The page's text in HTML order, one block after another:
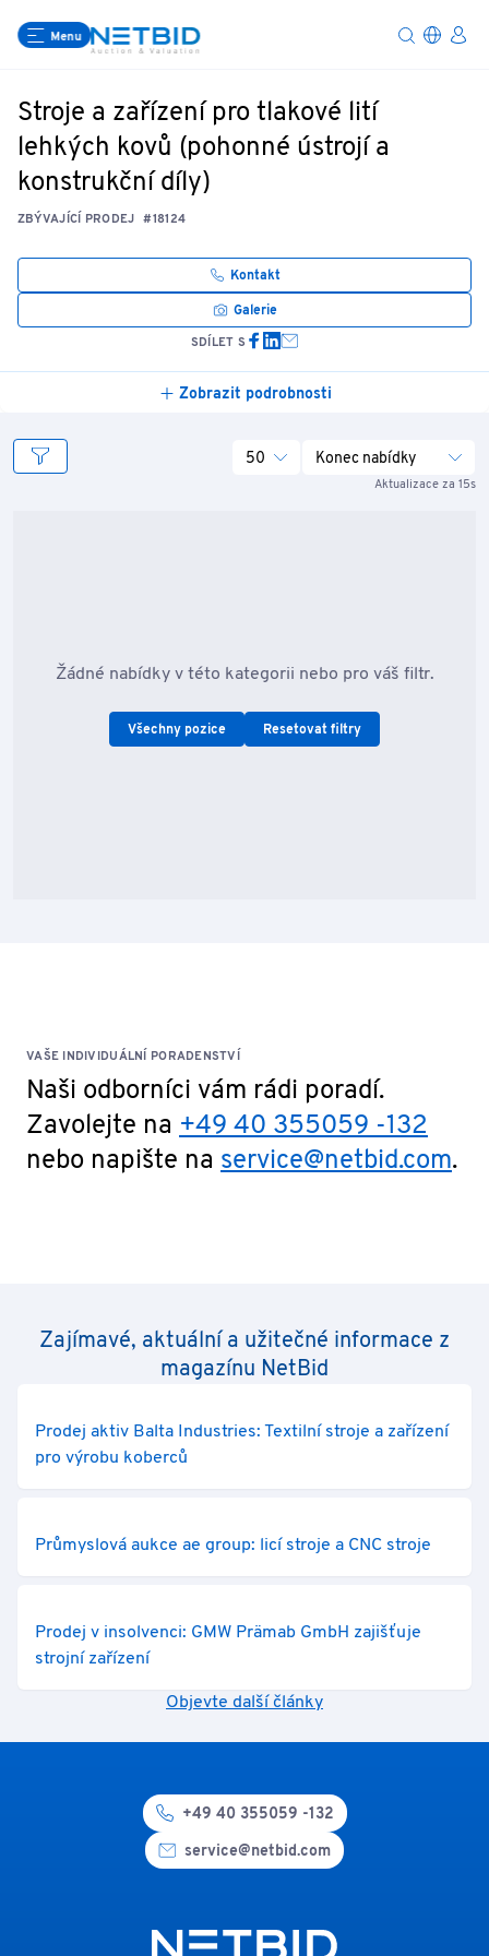
Menu
Stroje a zařízení pro tlakové lití
lehkých kovů (pohonné ústrojí a
konstrukční díly)
ZBÝVAJÍCÍ PRODEJ #18124
Kontakt
Galerie
SDÍLET S
Zobrazit podrobnosti
Aktualizace za 15s
50 Konec nabídky
Žádné nabídky v této kategorii nebo pro váš filtr.
Všechny pozice Resetovat filtry
VAŠE INDIVIDUÁLNÍ PORADENSTVÍ
Naši odborníci vám rádi poradí.
Zavolejte na +49 40 355059 -132
nebo napište na service@netbid.com.
Zajímavé, aktuální a užitečné informace z
magazínu NetBid
Prodej aktiv Balta Industries: Textilní stroje a zařízení
pro výrobu koberců
Průmyslová aukce ae group: licí stroje a CNC stroje
Prodej v insolvenci: GMW Prämab GmbH zajišťuje
strojní zařízení
Objevte další články
+49 40 355059 -132
service@netbid.com